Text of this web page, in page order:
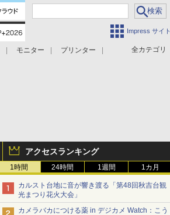
Impress サイト
全カテゴリ
モニター
プリンター
アクセスランキング
1時間 24時間 1週間 1カ月
カルスト台地に音が響き渡る「第48回秋吉台観
光まつり花火大会」
カメラバカにつける薬 in デジカメ Watch：こう